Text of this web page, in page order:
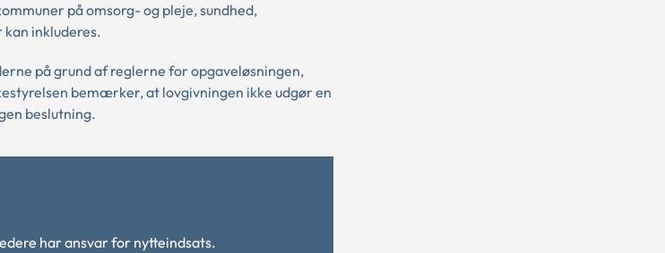
på omsorg- og pleje, sundhed,
inkluderes.
på grund af reglerne for opgaveløsningen,
bemærker, at lovgivningen ikke udgør en
beslutning.
har ansvar for nytteindsats.